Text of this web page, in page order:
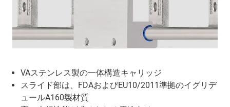
VAステンレス製の一体構造キャリッジ
スライド部は、FDAおよびEU10/2011準拠のイグリデ
ュールA160製材質